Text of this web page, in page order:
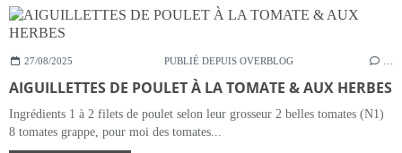
27/08/2025 PUBLIÉ DEPUIS OVERBLOG
AIGUILLETTES DE POULET À LA TOMATE & AUX HERBES
Ingrédients 1 à 2 filets de poulet selon leur grosseur 2 belles tomates (N1)
8 tomates grappe, pour moi des tomates...